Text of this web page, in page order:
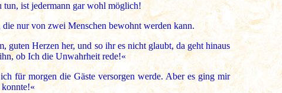
tun, ist jedermann gar wohl möglich!
nur von zwei Menschen bewohnt werden kann.
guten Herzen her, und so ihr es nicht glaubt, da geht hinaus
ob Ich die Unwahrheit rede!«
für morgen die Gäste versorgen werde. Aber es ging mir
konnte!«